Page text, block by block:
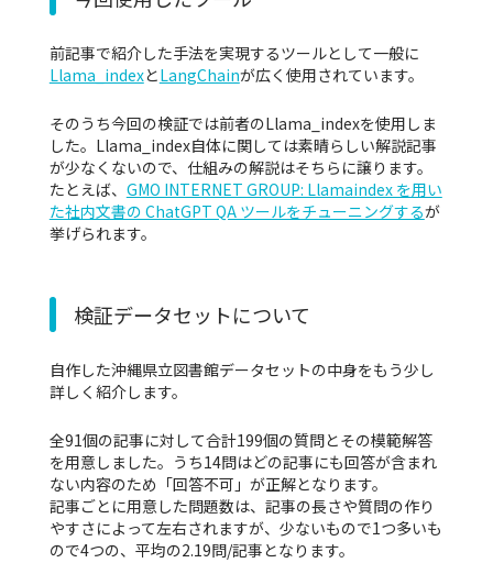
前記事で紹介した手法を実現するツールとして一般に
Llama_indexとLangChainが広く使用されています。
そのうち今回の検証では前者のLlama_indexを使用しま
した。Llama_index自体に関しては素晴らしい解説記事
が少なくないので、仕組みの解説はそちらに譲ります。
たとえば、 GMO INTERNET GROUP: Llamaindex を用い
た社内文書の ChatGPT QA ツールをチューニングするが
挙げられます。
検証データセットについて
自作した沖縄県立図書館データセットの中身をもう少し
詳しく紹介します。
全91個の記事に対して合計199個の質問とその模範解答
を用意しました。うち14問はどの記事にも回答が含まれ
ない内容のため「回答不可」が正解となります。
記事ごとに用意した問題数は、記事の長さや質問の作り
やすさによって左右されますが、少ないもので1つ多いも
ので4つの、平均の2.19問/記事となります。